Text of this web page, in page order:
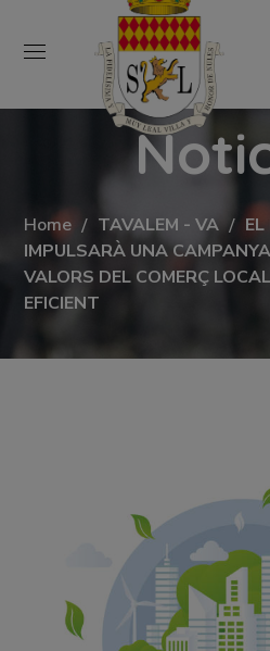
Home TAVALEM - VA
IMPULSARÀ UNA
VALORS DEL COMERÇ
EFICIENT